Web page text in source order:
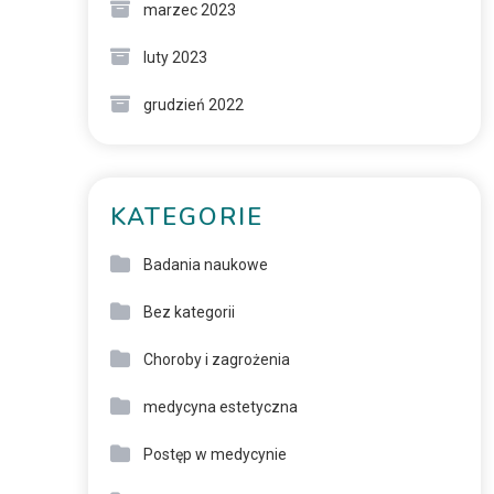
marzec 2023
luty 2023
grudzień 2022
KATEGORIE
Badania naukowe
Bez kategorii
Choroby i zagrożenia
medycyna estetyczna
Postęp w medycynie